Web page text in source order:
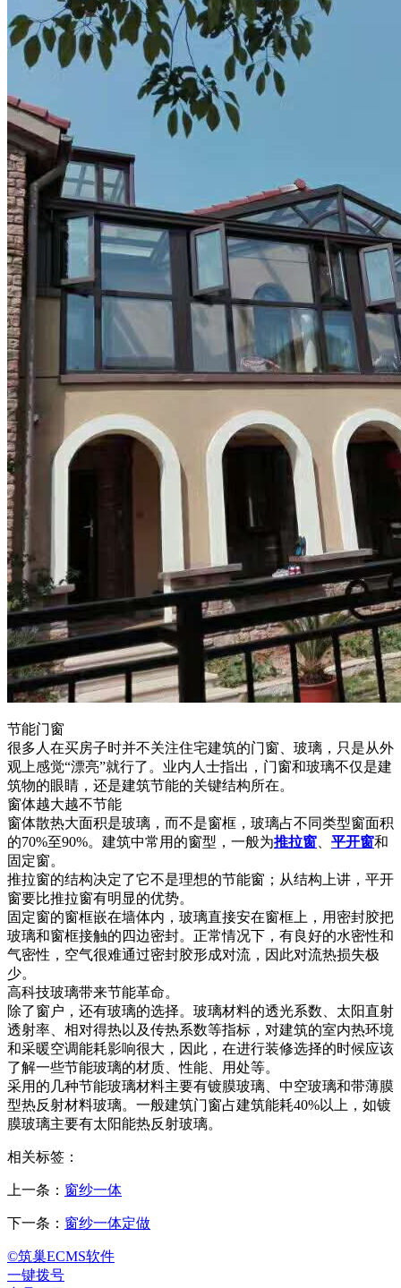
节能门窗
很多人在买房子时并不关注住宅建筑的门窗、玻璃，只是从外
观上感觉“漂亮”就行了。业内人士指出，门窗和玻璃不仅是建
筑物的眼睛，还是建筑节能的关键结构所在。
窗体越大越不节能
窗体散热大面积是玻璃，而不是窗框，玻璃占不同类型窗面积
的70%至90%。建筑中常用的窗型，一般为推拉窗 平开窗和
固定窗。
推拉窗的结构决定了它不是理想的节能窗；从结构上讲，平开
窗要比推拉窗有明显的优势。
固定窗的窗框嵌在墙体内，玻璃直接安在窗框上，用密封胶把
玻璃和窗框接触的四边密封。正常情况下，有良好的水密性和
气密性，空气很难通过密封胶形成对流，因此对流热损失极
少。
高科技玻璃带来节能革命。
除了窗户，还有玻璃的选择。玻璃材料的透光系数、太阳直射
透射率、相对得热以及传热系数等指标，对建筑的室内热环境
和采暖空调能耗影响很大，因此，在进行装修选择的时候应该
了解一些节能玻璃的材质、性能、用处等。
采用的几种节能玻璃材料主要有镀膜玻璃、中空玻璃和带薄膜
型热反射材料玻璃。一般建筑门窗占建筑能耗40%以上，如镀
膜玻璃主要有太阳能热反射玻璃。
相关标签：
上一条： 窗纱一体
下一条： 窗纱一体定做
©筑巢ECMS软件
一键拨号